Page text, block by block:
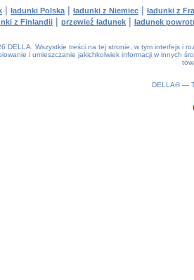
| ładunki Polska | ładunki z Niemiec | ładunki z
z Finlandii | przewieź ładunek | ładunek
DELLA. Wszystkie treści na tej stronie, w tym interfejs i
i umieszczanie jakichkolwiek informacji w innych
DELLA® —